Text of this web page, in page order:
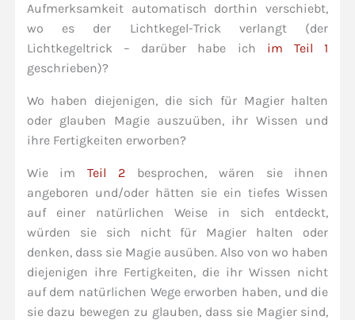
Aufmerksamkeit automatisch dorthin verschiebt,
wo es der Lichtkegel-Trick verlangt (der
Lichtkegeltrick – darüber habe ich im Teil 1
geschrieben)?
Wo haben diejenigen, die sich für Magier halten
oder glauben Magie auszuüben, ihr Wissen und
ihre Fertigkeiten erworben?
Wie imTeil 2 besprochen, wären sie ihnen
angeboren und/oder hätten sie ein tiefes Wissen
auf einer natürlichen Weise in sich entdeckt,
würden sie sich nicht für Magier halten oder
denken, dass sie Magie ausüben. Also von wo haben
diejenigen ihre Fertigkeiten, die ihr Wissen nicht
auf dem natürlichen Wege erworben haben, und die
sie dazu bewegen zu glauben, dass sie Magier sind,